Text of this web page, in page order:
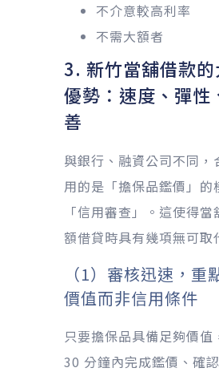
不介意較高利率
不需大額者
3. 新竹當舖借款
優勢：速度、彈性
善
與銀行、融資公司不同，
用的是「擔保品鑑價」的
「信用審查」。這使得
額借貸時具有幾項無可取
（1）審核迅速，重
價值而非信用條件
只要擔保品具備足夠價值
30 分鐘內完成鑑價、確